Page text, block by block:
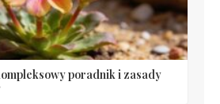
poradnik i zasady